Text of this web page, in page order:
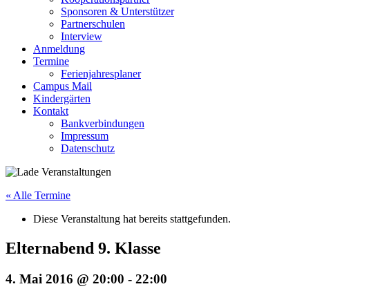
Sponsoren & Unterstützer
Partnerschulen
Interview
Anmeldung
Termine
Ferienjahresplaner
Campus Mail
Kindergärten
Kontakt
Bankverbindungen
Impressum
Datenschutz
« Alle Termine
Diese Veranstaltung hat bereits stattgefunden.
Elternabend 9. Klasse
4. Mai 2016 @ 20:00 - 22:00